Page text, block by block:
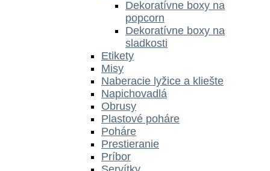
Dekoratívne boxy na
popcorn
Dekoratívne boxy na
sladkosti
Etikety
Misy
Naberacie lyžice a kliešte
Napichovadlá
Obrusy
Plastové poháre
Poháre
Prestieranie
Príbor